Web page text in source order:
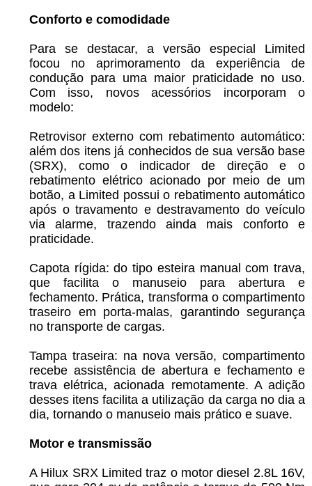
Conforto e comodidade
Para se destacar, a versão especial Limited
focou no aprimoramento da experiência de
condução para uma maior praticidade no uso.
Com isso, novos acessórios incorporam o
modelo:
Retrovisor externo com rebatimento automático:
além dos itens já conhecidos de sua versão base
(SRX), como o indicador de direção e o
rebatimento elétrico acionado por meio de um
botão, a Limited possui o rebatimento automático
após o travamento e destravamento do veículo
via alarme, trazendo ainda mais conforto e
praticidade.
Capota rígida: do tipo esteira manual com trava,
que facilita o manuseio para abertura e
fechamento. Prática, transforma o compartimento
traseiro em porta-malas, garantindo segurança
no transporte de cargas.
Tampa traseira: na nova versão, compartimento
recebe assistência de abertura e fechamento e
trava elétrica, acionada remotamente. A adição
desses itens facilita a utilização da carga no dia a
dia, tornando o manuseio mais prático e suave.
Motor e transmissão
A Hilux SRX Limited traz o motor diesel 2.8L 16V,